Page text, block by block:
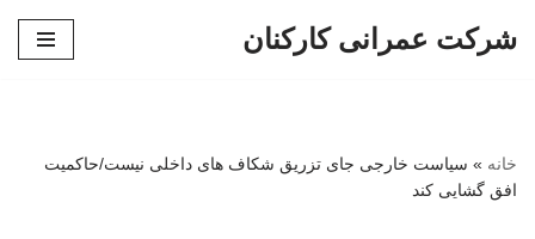
شرکت عمرانی کارکنان
خانه » سیاست خارجی جای تزریق شکاف های داخلی نیست/حاکمیت
افق گشایی کند